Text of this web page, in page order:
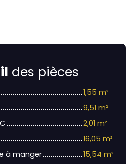
des pièces
1,55 m²
9,51 m²
2,01 m²
16,05 m²
à manger
15,54 m²